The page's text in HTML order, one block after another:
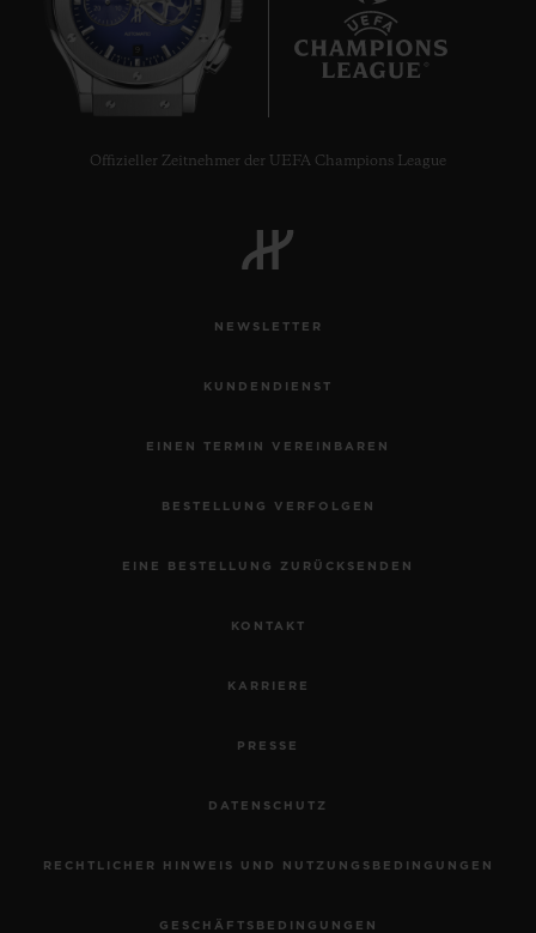
Offizieller Zeitnehmer der UEFA Champions League
NEWSLETTER
KUNDENDIENST
EINEN TERMIN VEREINBAREN
BESTELLUNG VERFOLGEN
EINE BESTELLUNG ZURÜCKSENDEN
KONTAKT
KARRIERE
PRESSE
DATENSCHUTZ
RECHTLICHER HINWEIS UND NUTZUNGSBEDINGUNGEN
GESCHÄFTSBEDINGUNGEN